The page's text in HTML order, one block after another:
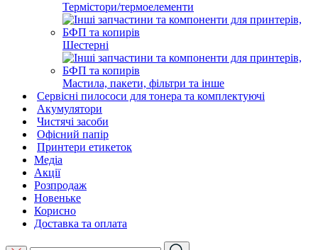
Термістори/термоелементи
Шестерні
Мастила, пакети, фільтри та інше
Сервісні пилососи для тонера та комплектуючі
Акумулятори
Чистячі засоби
Офісний папір
Принтери етикеток
Медіа
Акції
Розпродаж
Новеньке
Корисно
Доставка та оплата